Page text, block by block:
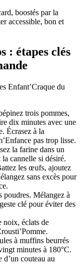
boostés par la
accessible, bon et
: étapes clés
Enfant’Craque du
trois pommes,
dix minutes avec une
Écrasez à la
pas trop lisse.
la farine dans un
cannelle si désiré.
les œufs, ajoutez
sans excès pour
poudres. Mélangez à
clé pour éviter des
noix, éclats de
à muffins beurrés
minutes à 180°C.
d’un couteau au